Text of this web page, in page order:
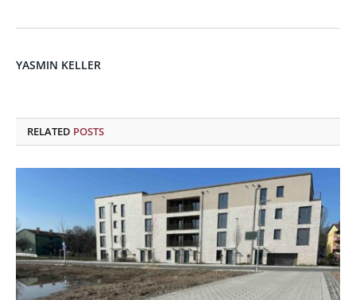
YASMIN KELLER
RELATED POSTS